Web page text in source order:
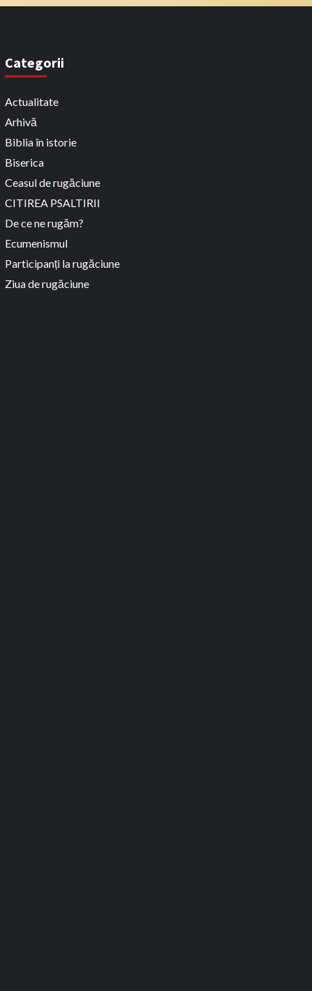
Categorii
Actualitate
Arhivă
Biblia în istorie
Biserica
Ceasul de rugăciune
CITIREA PSALTIRII
De ce ne rugăm?
Ecumenismul
Participanți la rugăciune
Ziua de rugăciune